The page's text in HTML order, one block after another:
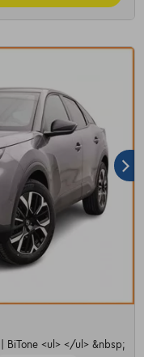
BiTone <ul> </ul> &nbsp;